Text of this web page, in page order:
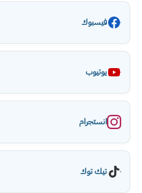
فيسبوك
يوتيوب
انستجرام
تيك توك